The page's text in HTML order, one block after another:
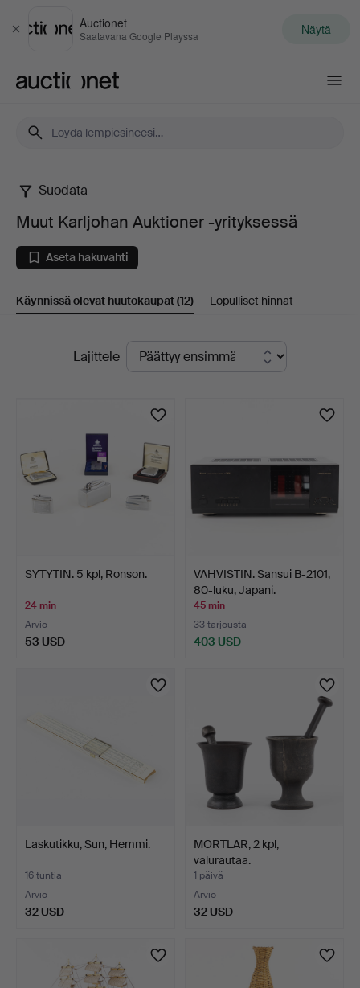
Sulje
Auctionet
Saatavana Google Playssa Näytä
Muut
Karljohan
Auktioner
yrityksessä
Suodata
Muut Karljohan Auktioner -yrityksessä
Aseta hakuvahti
Käynnissä olevat huutokaupat(12) Lopulliset hinnat
KäynnissäLajittele
SYTYTIN. 5 kpl, Ronson.
24 min
Arvio
53 USD
VAHVISTIN. Sansui B-2101,
80-luku, Japani.
45 min
33 tarjousta
403 USD
Laskutikku, Sun, Hemmi.
16 tuntia
Arvio
32 USD
MORTLAR, 2 kpl,
valurautaa.
1 päivä
Arvio
32 USD